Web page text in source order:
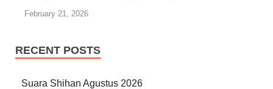
February 21, 2026
RECENT POSTS
Suara Shihan Agustus 2026